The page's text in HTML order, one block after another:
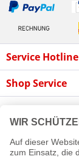
Service Hotline
Shop Service
Newsletter